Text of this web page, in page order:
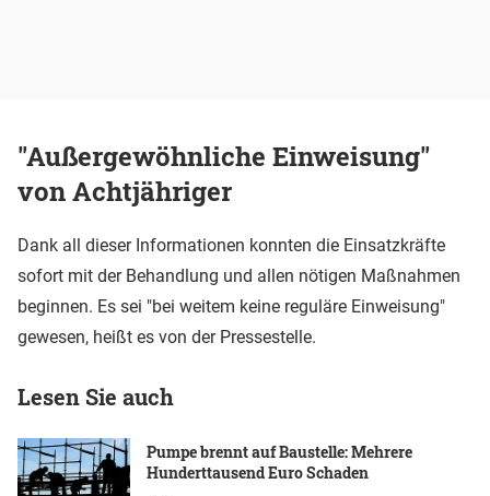
"Außergewöhnliche Einweisung"
von Achtjähriger
Dank all dieser Informationen konnten die Einsatzkräfte
sofort mit der Behandlung und allen nötigen Maßnahmen
beginnen. Es sei "bei weitem keine reguläre Einweisung"
gewesen, heißt es von der Pressestelle.
Lesen Sie auch
Pumpe brennt auf Baustelle: Mehrere
Hunderttausend Euro Schaden